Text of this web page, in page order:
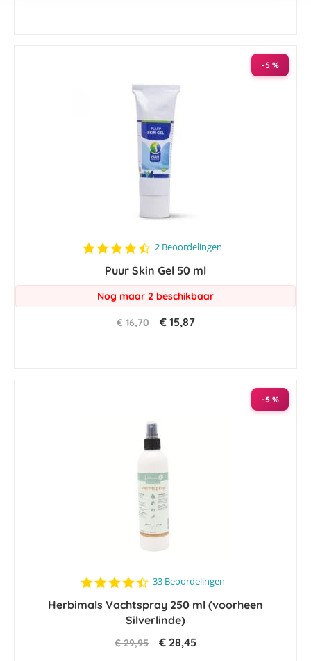
-5 %
4.5
rating
2 Beoordelingen
Puur Skin Gel 50 ml
Nog maar 2 beschikbaar
€ 16,70 € 15,87
-5 %
4.5
rating
33 Beoordelingen
Herbimals Vachtspray 250 ml (voorheen
Silverlinde)
€ 29,95 € 28,45